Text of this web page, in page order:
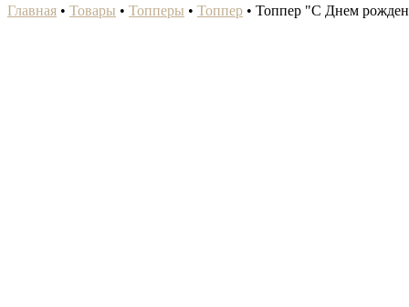
Главная • Товары • Топперы • Топпер • Топпер "С Днем